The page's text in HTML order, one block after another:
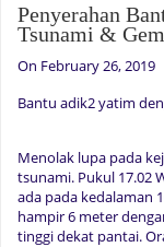
Penyerahan
Tsunami &
On February 26, 2019
Bantu adik2 yatim
Menolak lupa pada
tsunami. Pukul 17.02
ada pada kedalaman
hampir 6 meter
tinggi dekat pantai.